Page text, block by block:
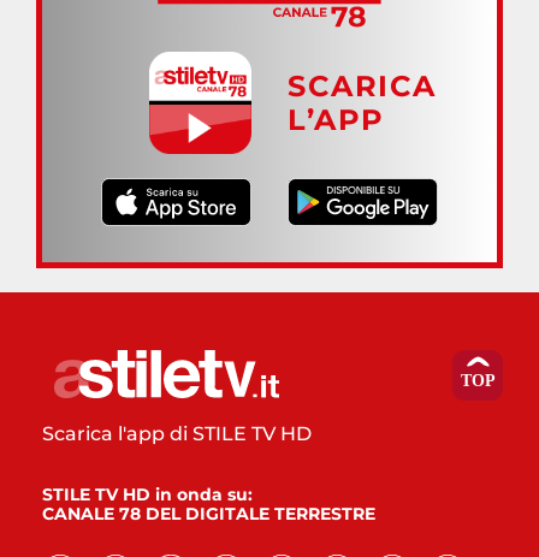
SCARICA
L’APP
Scarica l'app di STILE TV HD
STILE TV HD in onda su:
CANALE 78 DEL DIGITALE TERRESTRE